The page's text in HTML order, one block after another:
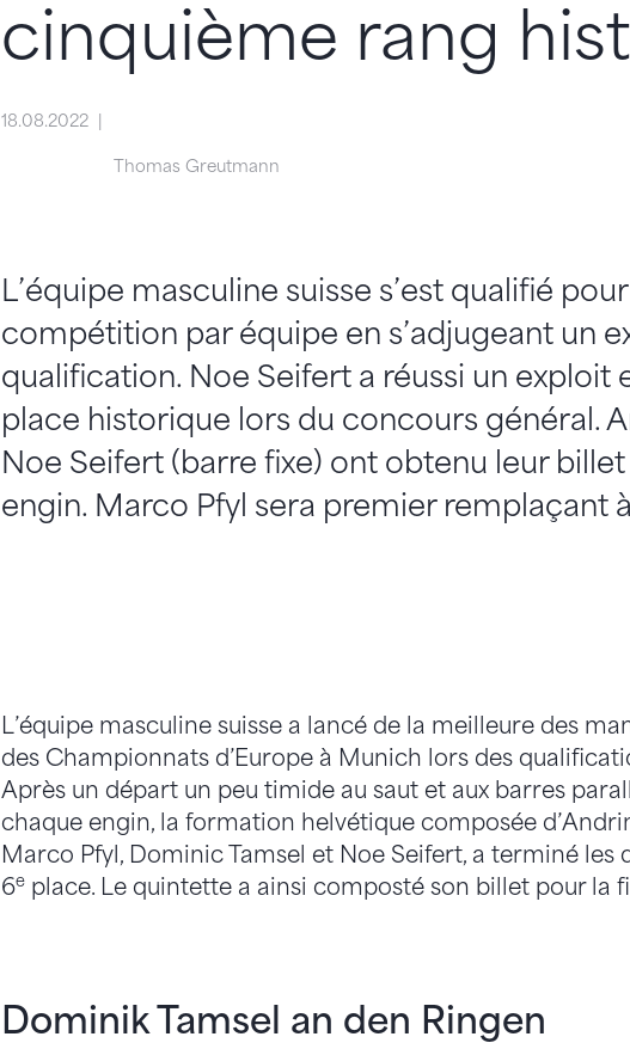
cinquième rang
18.08.2022
Thomas Greutmann
L’équipe masculine suisse s’est qualifié
compétition par équipe en s’adjugeant un
qualification. Noe Seifert a réussi un exploit
place historique lors du concours général.
Noe Seifert (barre fixe) ont obtenu leur
engin. Marco Pfyl sera premier remplaçant
L’équipe masculine suisse a lancé de la meilleure des
des Championnats d’Europe à Munich lors des
Après un départ un peu timide au saut et aux barres
chaque engin, la formation helvétique composée
Marco Pfyl, Dominic Tamsel et Noe Seifert, a terminé les
6eplace. Le quintette a ainsi composté son billet pour la
Dominik Tamsel an den Ringen